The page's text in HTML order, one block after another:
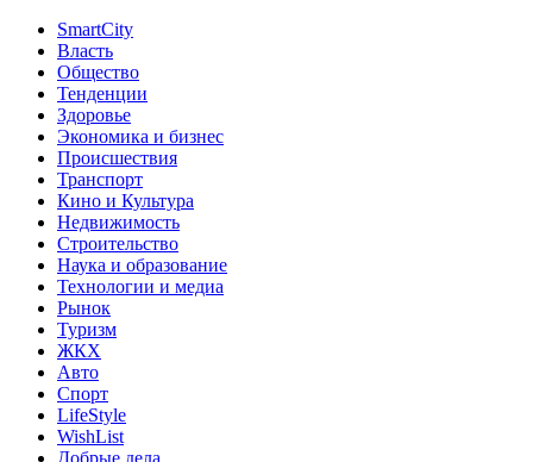
SmartCity
Власть
Общество
Тенденции
Здоровье
Экономика и бизнес
Происшествия
Транспорт
Кино и Культура
Недвижимость
Строительство
Наука и образование
Технологии и медиа
Рынок
Туризм
ЖКХ
Авто
Спорт
LifeStyle
WishList
Добрые дела